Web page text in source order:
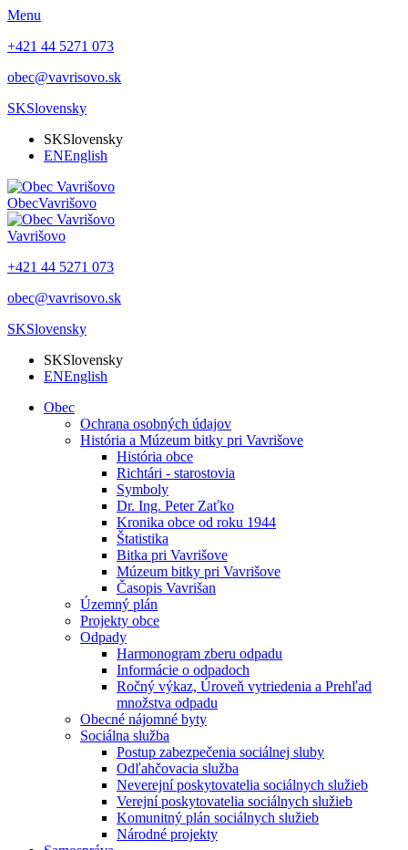
Menu
+421 44 5271 073
obec@vavrisovo.sk
SKSlovensky
SKSlovensky
ENEnglish
ObecVavrišovo
Vavrišovo
+421 44 5271 073
obec@vavrisovo.sk
SKSlovensky
SKSlovensky
ENEnglish
Obec
Ochrana osobných údajov
História a Múzeum bitky pri Vavrišove
História obce
Richtári - starostovia
Symboly
Dr. Ing. Peter Zaťko
Kronika obce od roku 1944
Štatistika
Bitka pri Vavrišove
Múzeum bitky pri Vavrišove
Časopis Vavrišan
Územný plán
Projekty obce
Odpady
Harmonogram zberu odpadu
Informácie o odpadoch
Ročný výkaz, Úroveň vytriedenia a Prehľad
množstva odpadu
Obecné nájomné byty
Sociálna služba
Postup zabezpečenia sociálnej sluby
Odľahčovacia služba
Neverejní poskytovatelia sociálnych služieb
Verejní poskytovatelia sociálnych služieb
Komunitný plán sociálnych služieb
Národné projekty